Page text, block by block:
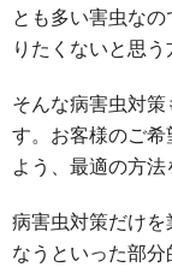
とも多い害虫な
りたくないと思う
そんな病害虫対
す。お客様のご
よう、最適の方法
病害虫対策だけ
なうといった部